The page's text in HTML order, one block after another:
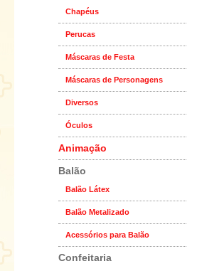
Chapéus
Perucas
Máscaras de Festa
Máscaras de Personagens
Diversos
Óculos
Animação
Balão
Balão Látex
Balão Metalizado
Acessórios para Balão
Confeitaria